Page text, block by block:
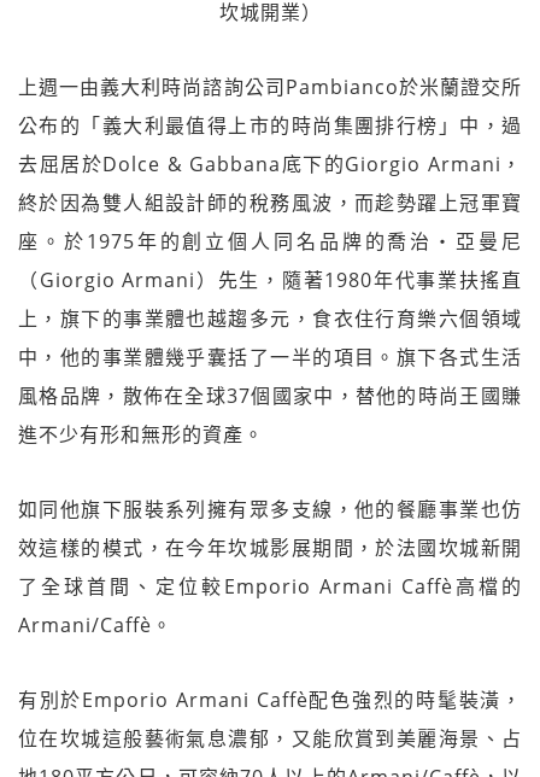
坎城開業）
上週一由義大利時尚諮詢公司Pambianco於米蘭證交所
公布的「義大利最值得上市的時尚集團排行榜」中，過
去屈居於Dolce & Gabbana底下的Giorgio Armani，
終於因為雙人組設計師的稅務風波，而趁勢躍上冠軍寶
座。於1975年的創立個人同名品牌的喬治‧亞曼尼
（Giorgio Armani）先生，隨著1980年代事業扶搖直
上，旗下的事業體也越趨多元，食衣住行育樂六個領域
中，他的事業體幾乎囊括了一半的項目。旗下各式生活
風格品牌，散佈在全球37個國家中，替他的時尚王國賺
進不少有形和無形的資產。
如同他旗下服裝系列擁有眾多支線，他的餐廳事業也仿
效這樣的模式，在今年坎城影展期間，於法國坎城新開
了全球首間、定位較Emporio Armani Caffè高檔的
Armani/Caffè。
有別於Emporio Armani Caffè配色強烈的時髦裝潢，
位在坎城這般藝術氣息濃郁，又能欣賞到美麗海景、占